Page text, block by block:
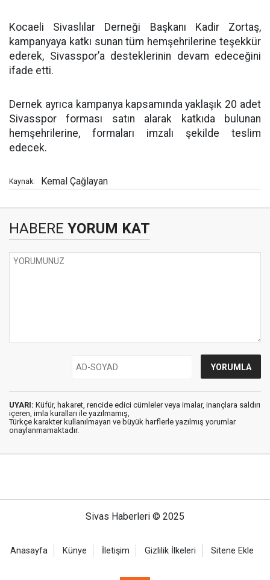
Kocaeli Sivaslılar Derneği Başkanı Kadir Zortaş,
kampanyaya katkı sunan tüm hemşehrilerine teşekkür
ederek, Sivasspor’a desteklerinin devam edeceğini
ifade etti.
Dernek ayrıca kampanya kapsamında yaklaşık 20 adet
Sivasspor forması satın alarak katkıda bulunan
hemşehrilerine, formaları imzalı şekilde teslim
edecek.
Kaynak: Kemal Çağlayan
HABERE YORUM KAT
UYARI: Küfür, hakaret, rencide edici cümleler veya imalar, inançlara saldırı
içeren, imla kuralları ile yazılmamış,
Türkçe karakter kullanılmayan ve büyük harflerle yazılmış yorumlar
onaylanmamaktadır.
Sivas Haberleri © 2025
Anasayfa Künye İletişim Gizlilik İlkeleri Sitene Ekle